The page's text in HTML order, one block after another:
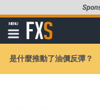
至
要
MENU
顯
示
航
FXStreet
是什麼推動了油價反彈？